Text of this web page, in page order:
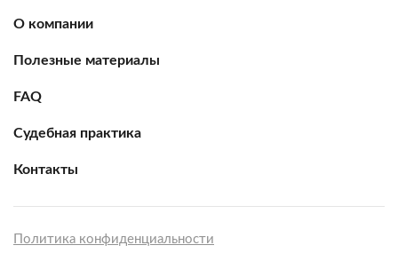
О компании
Полезные материалы
FAQ
Судебная практика
Контакты
Политика конфиденциальности